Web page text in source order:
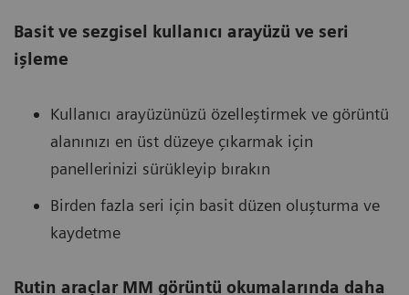
Basit ve sezgisel kullanıcı arayüzü ve seri
işleme
Kullanıcı arayüzünüzü özelleştirmek ve görüntü
alanınızı en üst düzeye çıkarmak için
panellerinizi sürükleyip bırakın
Birden fazla seri için basit düzen oluşturma ve
kaydetme
Rutin araçlar MM görüntü okumalarında daha